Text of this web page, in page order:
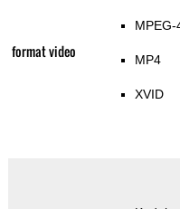
format video
MPEG-
MP4
XVID